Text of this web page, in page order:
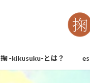
掬 -kikusuku-とは？